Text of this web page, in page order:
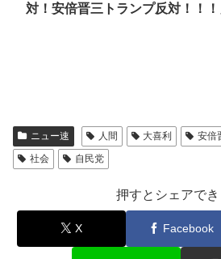
対！安倍晋三トランプ反対！！！
ニュー速 人間 大喜利 安倍
社会
自民党
押すとシェアで
X Facebook